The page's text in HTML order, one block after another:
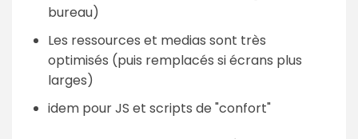
bureau)
Les ressources et medias sont très
optimisés (puis remplacés si écrans plus
larges)
idem pour JS et scripts de "confort"